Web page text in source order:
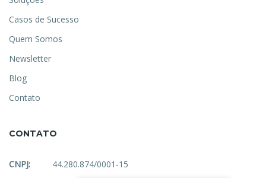
Casos de Sucesso
Quem Somos
Newsletter
Blog
Contato
CONTATO
CNPJ: 44.280.874/0001-15